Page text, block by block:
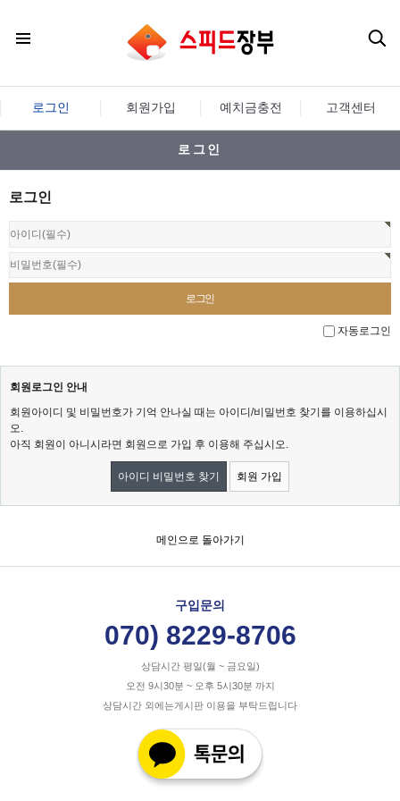
로그인 회원가입 예치금충전 고객센터
로그인
로그인
자동로그인
회원로그인 안내
회원아이디 및 비밀번호가 기억 안나실 때는 아이디/비밀번호 찾기를 이용하십시
오.
아직 회원이 아니시라면 회원으로 가입 후 이용해 주십시오.
아이디 비밀번호 찾기 회원 가입
메인으로 돌아가기
구입문의
070) 8229-8706
상담시간 평일(월 ~ 금요일)
오전 9시30분 ~ 오후 5시30분 까지
상담시간 외에는게시판 이용을 부탁드립니다